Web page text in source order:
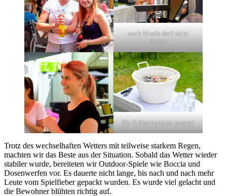
auch Musik darf nicht
fehlen
Für Erfrischung ist gesorgt
Trotz des wechselhaften Wetters mit teilweise starkem Regen,
machten wir das Beste aus der Situation. Sobald das Wetter wieder
stabiler wurde, bereiteten wir Outdoor-Spiele wie Boccia und
Dosenwerfen vor. Es dauerte nicht lange, bis nach und nach mehr
Leute vom Spielfieber gepackt wurden. Es wurde viel gelacht und
die Bewohner blühten richtig auf.